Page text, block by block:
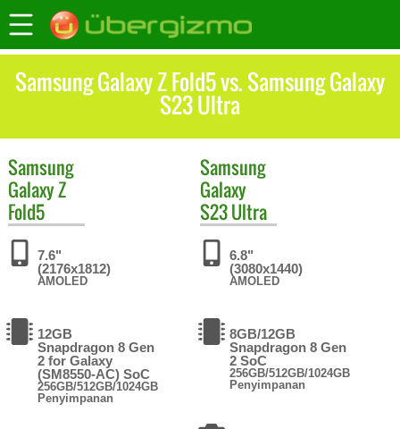
Samsung Galaxy Z Fold5 vs. Samsung Galaxy
S23 Ultra
Samsung
Galaxy Z
Fold5
7.6"
(2176x1812)
AMOLED
12GB
Snapdragon 8 Gen
2 for Galaxy
(SM8550-AC) SoC
256GB/512GB/1024GB
Penyimpanan
Samsung
Galaxy
S23 Ultra
6.8"
(3080x1440)
AMOLED
8GB/12GB
Snapdragon 8 Gen
2 SoC
256GB/512GB/1024GB
Penyimpanan